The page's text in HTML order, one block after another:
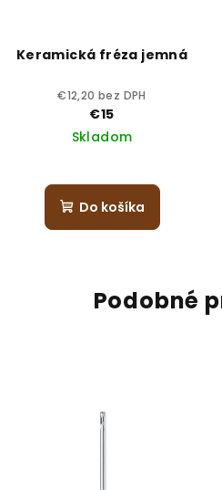
Keramická fréza jemná
€12,20 bez DPH
€15
Skladom
Do košíka
Podobné